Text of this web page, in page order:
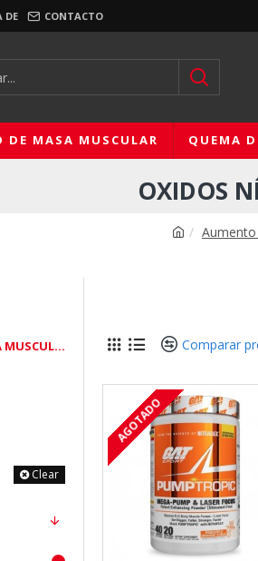
DE CONTACTO
DE MASA MUSCULAR QUEMA
OXIDOS
AUMENTO DE MASA MUSCULAR
Clear
Comparar
AGOTADO